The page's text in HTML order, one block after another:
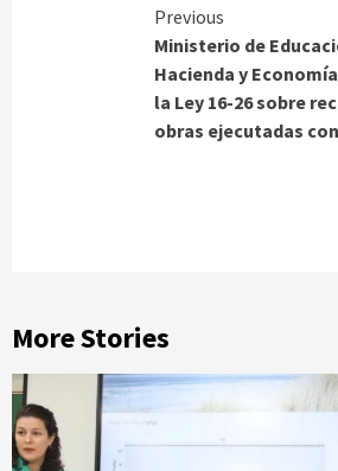
Continue
Reading
Previous
Ministerio de
Hacienda y
la Ley 16-26 sobre
obras ejecutadas
More Stories